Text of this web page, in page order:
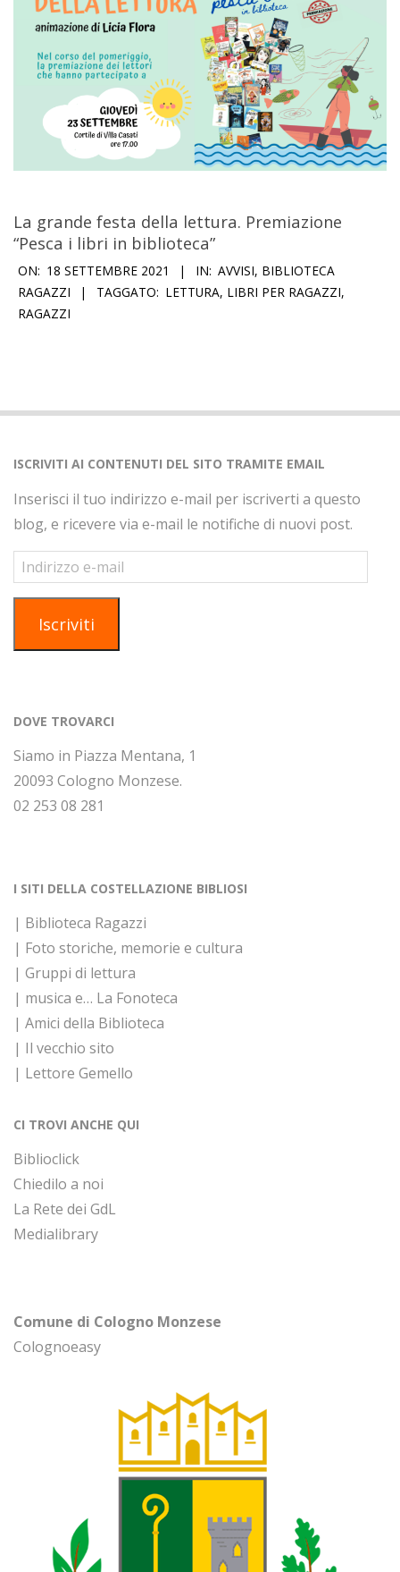
La grande festa della lettura. Premiazione
“Pesca i libri in biblioteca”
2021-
09-
18
ON: 18 SETTEMBRE 2021 IN: AVVISI, BIBLIOTECA
RAGAZZI
TAGGATO: LETTURA, LIBRI PER RAGAZZI,
RAGAZZI
ISCRIVITI AI CONTENUTI DEL SITO TRAMITE EMAIL
Inserisci il tuo indirizzo e-mail per iscriverti a questo
blog, e ricevere via e-mail le notifiche di nuovi post.
Indirizzo
e-
mail
Iscriviti
DOVE TROVARCI
Siamo in Piazza Mentana, 1
20093 Cologno Monzese.
02 253 08 281
I SITI DELLA COSTELLAZIONE BIBLIOSI
| Biblioteca Ragazzi
| Foto storiche, memorie e cultura
| Gruppi di lettura
| musica e… La Fonoteca
| Amici della Biblioteca
| Il vecchio sito
| Lettore Gemello
CI TROVI ANCHE QUI
Biblioclick
Chiedilo a noi
La Rete dei GdL
Medialibrary
Comune di Cologno Monzese
Colognoeasy